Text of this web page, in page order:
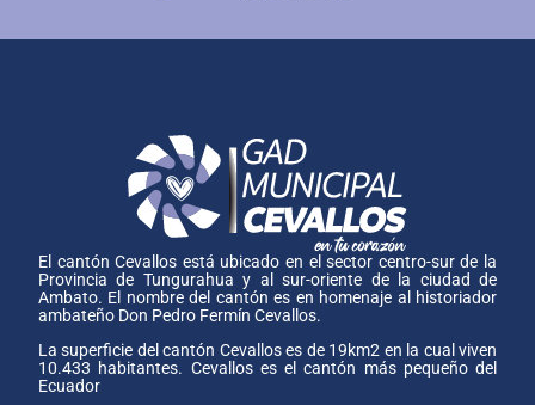
El cantón Cevallos está ubicado en el sector centro-sur de la
Provincia de Tungurahua y al sur-oriente de la ciudad de
Ambato. El nombre del cantón es en homenaje al historiador
ambateño Don Pedro Fermín Cevallos.
La superficie del cantón Cevallos es de 19km2 en la cual viven
10.433 habitantes. Cevallos es el cantón más pequeño del
Ecuador